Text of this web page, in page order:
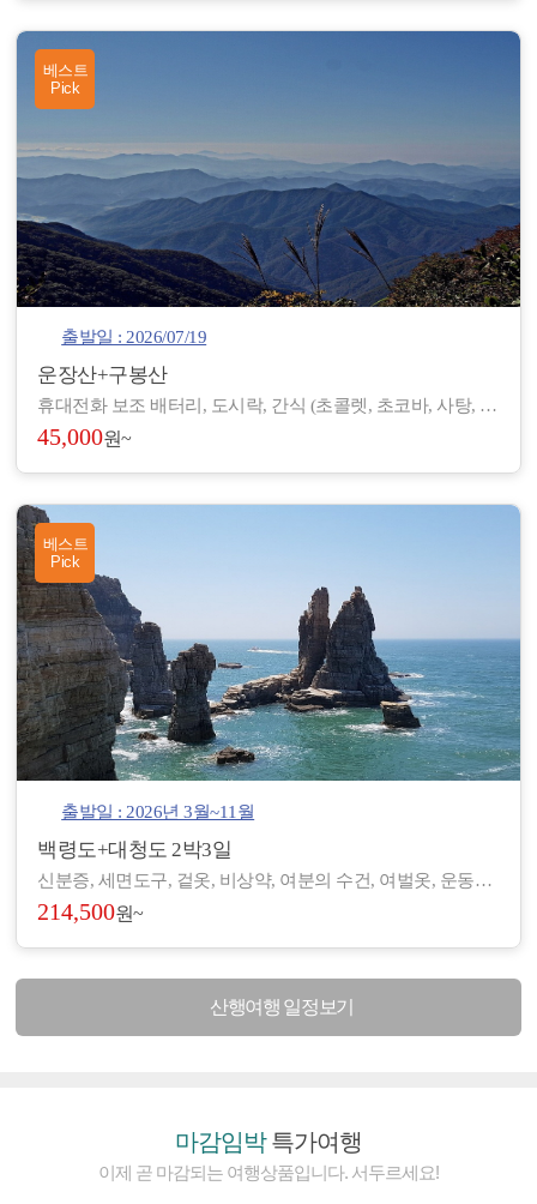
베스트
Pick
출발일 : 2026/07/19
운장산+구봉산
휴대전화 보조 배터리, 도시락, 간식 (초콜렛, 초코바, 사탕, 온수), 아이젠, 스틱, 랜턴, 장갑, 방한 재킷, 방한모, 무릎 보호대, 우의, 개인장비, 여벌 옷, 개인 상비약 등
45,000원~
베스트
Pick
출발일 : 2026년 3월~11월
백령도+대청도 2박3일
신분증, 세면도구, 겉옷, 비상약, 여분의 수건, 여벌옷, 운동화, 간편한 복장 등 - 도서/산간 지역으로 숙박 및 편의시설이 열악하여, 세면도구, 헤어드라이기 등이 제공되지 않습니다. (숙소에 따라 헤어드라이기가 비치된 곳도 있습니다.) - 아침/저녁으로 기온차가 있기 때문에 걸칠만한 겉옷을 준비해 주시기 바랍니다. - 장기적으로 복용하고 계신 약이 있으시면, 여유 있게 준비하시기 바랍니다. - 숙소 별로 수건은 하루에 1장씩 제공되나, 여분으로 하나씩 더 챙겨 오시면 좋습니다.
214,500원~
산행여행 일정보기
마감임박특가여행
이제 곧 마감되는 여행상품입니다. 서두르세요!